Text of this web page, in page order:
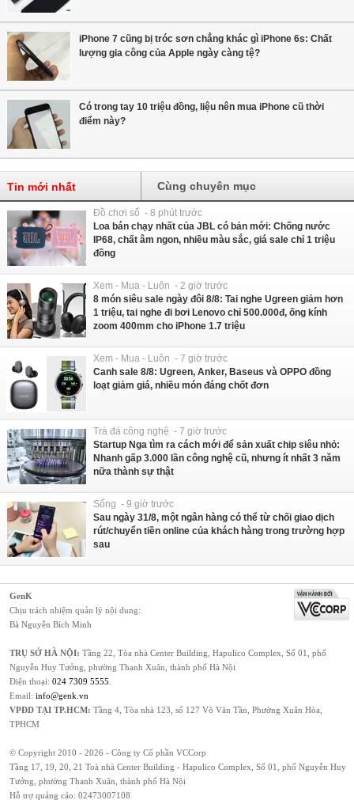
iPhone 7 cũng bị tróc sơn chẳng khác gì iPhone 6s: Chất
lượng gia công của Apple ngày càng tệ?
Có trong tay 10 triệu đồng, liệu nên mua iPhone cũ thời
điểm này?
Tin mới nhất Cùng chuyên mục
Đồ chơi số - 8 phút trước
Loa bán chạy nhất của JBL có bản mới: Chống nước
IP68, chất âm ngon, nhiều màu sắc, giá sale chỉ 1 triệu
đồng
Xem - Mua - Luôn - 2 giờ trước
8 món siêu sale ngày đôi 8/8: Tai nghe Ugreen giảm hơn
1 triệu, tai nghe đi bơi Lenovo chỉ 500.000đ, ống kính
zoom 400mm cho iPhone 1.7 triệu
Xem - Mua - Luôn - 7 giờ trước
Canh sale 8/8: Ugreen, Anker, Baseus và OPPO đồng
loạt giảm giá, nhiều món đáng chốt đơn
Trà đá công nghệ - 7 giờ trước
Startup Nga tìm ra cách mới để sản xuất chip siêu nhỏ:
Nhanh gấp 3.000 lần công nghệ cũ, nhưng ít nhất 3 năm
nữa thành sự thật
Sống - 9 giờ trước
Sau ngày 31/8, một ngân hàng có thể từ chối giao dịch
rút/chuyển tiền online của khách hàng trong trường hợp
sau
GenK
Chịu trách nhiệm quản lý nội dung:
Bà Nguyễn Bích Minh
TRỤ SỞ HÀ NỘI: Tầng 22, Tòa nhà Center Building, Hapulico Complex, Số 01, phố
Nguyễn Huy Tưởng, phường Thanh Xuân, thành phố Hà Nội
Điện thoại: 024 7309 5555
Email: info@genk.vn
VPĐD TẠI TP.HCM: Tầng 4, Tòa nhà 123, số 127 Võ Văn Tần, Phường Xuân Hòa,
TPHCM
© Copyright 2010 - 2026 - Công ty Cổ phần VCCorp
Tầng 17, 19, 20, 21 Toà nhà Center Building - Hapulico Complex, Số 01, phố Nguyễn Huy
Tưởng, phường Thanh Xuân, thành phố Hà Nội
Hỗ trợ quảng cáo: 02473007108